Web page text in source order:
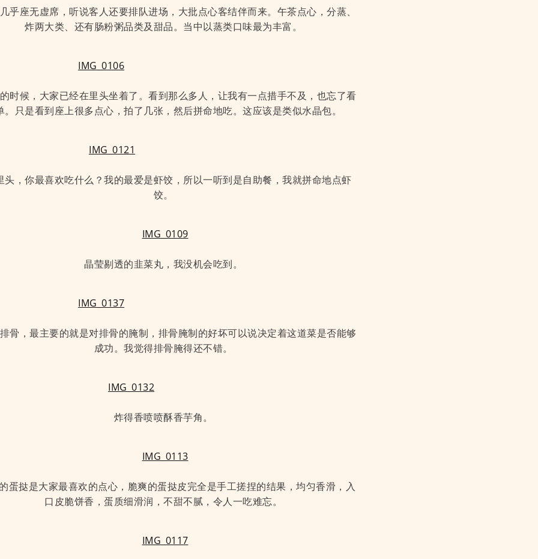
乎座无虚席，听说客人还要排队进场，大批点心客结伴而来。午茶点心，分蒸、
炸两大类、还有肠粉粥品类及甜品。当中以蒸类口味最为丰富。
时候，大家已经在里头坐着了。看到那么多人，让我有一点措手不及，也忘了看
。只是看到座上很多点心，拍了几张，然后拼命地吃。这应该是类似水晶包。
头，你最喜欢吃什么？我的最爱是虾饺，所以一听到是自助餐，我就拼命地点虾
饺。
晶莹剔透的韭菜丸，我没机会吃到。
骨，最主要的就是对排骨的腌制，排骨腌制的好坏可以说决定着这道菜是否能够
成功。我觉得排骨腌得还不错。
炸得香喷喷酥香芋角。
蛋挞是大家最喜欢的点心，脆爽的蛋挞皮完全是手工搓捏的结果，均匀香滑，入
口皮脆饼香，蛋质细滑润，不甜不腻，令人一吃难忘。